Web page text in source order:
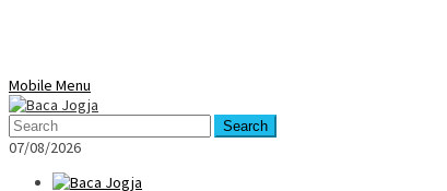
Mobile Menu
Search
07/08/2026